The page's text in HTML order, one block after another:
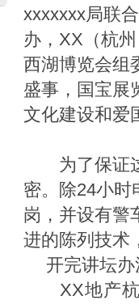
xxxxxxx局联
办，XX（杭
西湖博览会组
盛事，国宝展
文化建设和爱
为了保证这
密。除24小时
岗，并设有警
进的陈列技术
开完讲坛
XX地产杭